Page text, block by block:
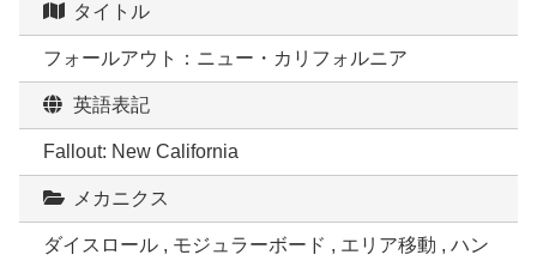
タイトル
フォールアウト：ニュー・カリフォルニア
英語表記
Fallout: New California
メカニクス
ダイスロール , モジュラーボード , エリア移動 , ハン